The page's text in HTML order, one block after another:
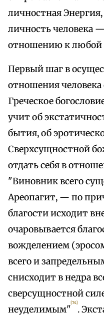
личностная
личность человека
отношению к любой
Первый шаг в
отношения человека
Греческое
учит об
бытия, об
Сверхсущностной
отдать себя в
"Виновник всего
Ареопагит, — по
благости исходит
очаровывается
вожделением
всего и
снисходит в недра
сверсущностной
неуделимым"
[74]
.